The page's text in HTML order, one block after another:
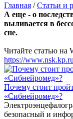
Главная /Статьи и
А еще - о
выливается в
сне.
Читайте статью на
https://
Почему стоит
«Сибнейромед»?
безопасный и